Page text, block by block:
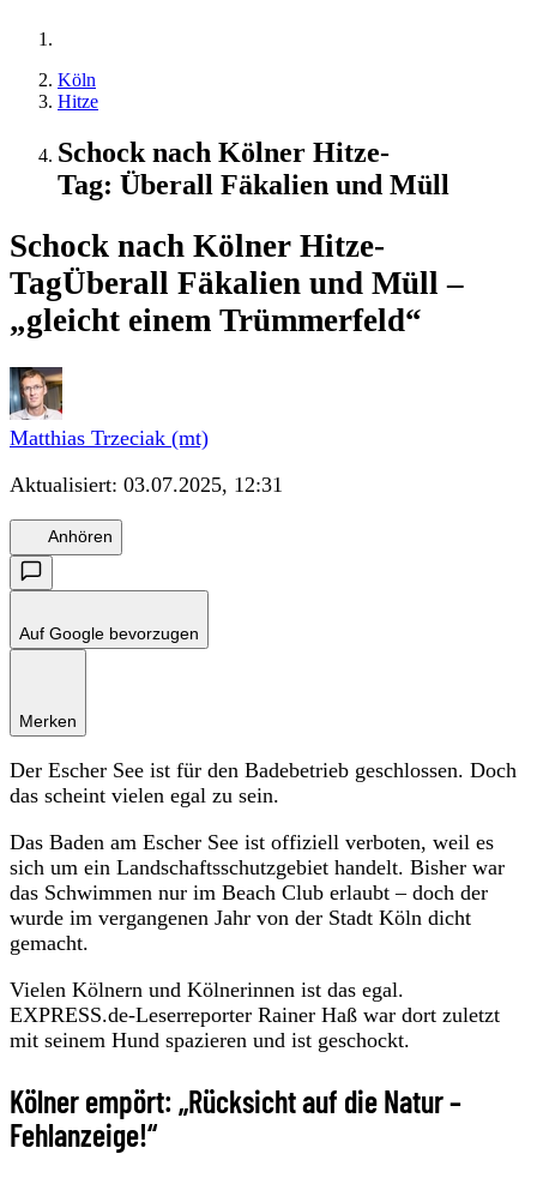
Köln
Hitze
Schock nach Kölner Hitze-
Tag: Überall Fäkalien und Müll
Schock nach Kölner Hitze-
TagÜberall Fäkalien und Müll –
„gleicht einem Trümmerfeld“
Matthias Trzeciak (mt)
Aktualisiert: 03.07.2025, 12:31
Anhören
Auf Google bevorzugen
Merken
Der Escher See ist für den Badebetrieb geschlossen. Doch
das scheint vielen egal zu sein.
Das Baden am Escher See ist offiziell verboten, weil es
sich um ein Landschaftsschutzgebiet handelt. Bisher war
das Schwimmen nur im Beach Club erlaubt – doch der
wurde im vergangenen Jahr von der Stadt Köln dicht
gemacht.
Vielen Kölnern und Kölnerinnen ist das egal.
EXPRESS.de-Leserreporter Rainer Haß war dort zuletzt
mit seinem Hund spazieren und ist geschockt.
Kölner empört: „Rücksicht auf die Natur –
Fehlanzeige!“